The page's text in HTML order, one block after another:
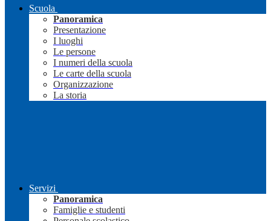
Scuola
Panoramica
Presentazione
I luoghi
Le persone
I numeri della scuola
Le carte della scuola
Organizzazione
La storia
Servizi
Panoramica
Famiglie e studenti